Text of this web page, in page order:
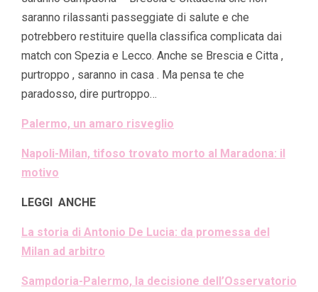
saranno rilassanti passeggiate di salute e che
potrebbero restituire quella classifica complicata dai
match con Spezia e Lecco. Anche se Brescia e Citta ,
purtroppo , saranno in casa . Ma pensa te che
paradosso, dire purtroppo…
Palermo, un amaro risveglio
Napoli-Milan, tifoso trovato morto al Maradona: il
motivo
LEGGI ANCHE
La storia di Antonio De Lucia: da promessa del
Milan ad arbitro
Sampdoria-Palermo, la decisione dell’Osservatorio